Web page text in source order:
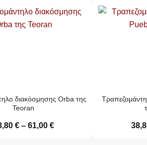
διακόσμησης Orba της
Teoran
€ – 61,00 €